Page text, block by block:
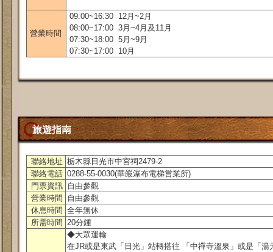
營業時間
09:00~16:30 12月~2月
08:00~17:00 3月~4月及11月
07:30~18:00 5月~9月
07:30~17:00 10月
旅遊指南
聯絡地址 栃木縣日光市中宮祠2479-2
聯絡電話 0288-55-0030(華嚴瀑布電梯営業所)
門票資訊 自由參觀
營業時間
自由參觀
休息時間 全年無休
所需時間 20分鍾
◆大眾運輸
在JR或是東武「日光」站轉搭往 「中禪寺溫泉」或是「